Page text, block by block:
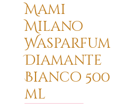
Mami
Milano
Wasparfum
Diamante
Bianco 500
ml